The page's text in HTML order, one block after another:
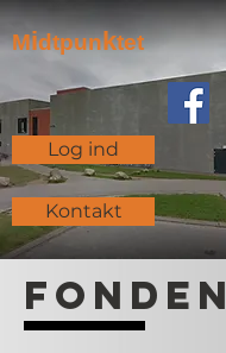
Midtpunktet
Log ind
Kontakt
Fonden